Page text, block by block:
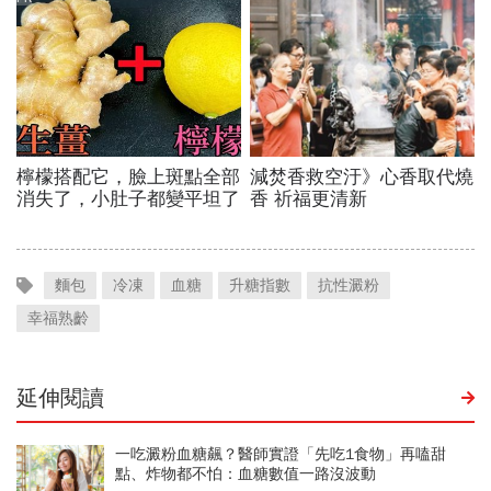
麵包 冷凍 血糖 升糖指數
抗性澱粉
幸福熟齡
延伸閱讀
一吃澱粉血糖飆？醫師實證「先吃1食物」再嗑甜
點、炸物都不怕：血糖數值一路沒波動